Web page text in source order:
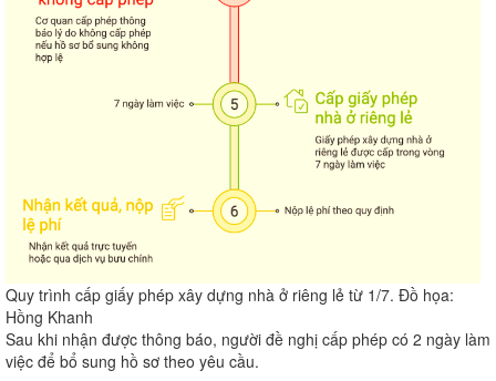
Quy trình cấp giấy phép xây dựng nhà ở riêng lẻ từ 1/7. Đồ họa:
Hồng Khanh
Sau khi nhận được thông báo, người đề nghị cấp phép có 2 ngày làm
việc để bổ sung hồ sơ theo yêu cầu.